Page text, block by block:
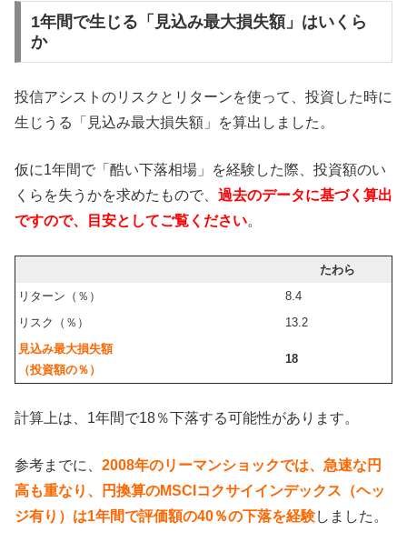
1年間で生じる「見込み最大損失額」はいくら
か
投信アシストのリスクとリターンを使って、投資した時に
生じうる「見込み最大損失額」を算出しました。
仮に1年間で「酷い下落相場」を経験した際、投資額のい
くらを失うかを求めたもので、 過去のデータに基づく算出
ですので、目安としてご覧ください。
たわら
リターン（％）
8.4
リスク（％）
13.2
見込み最大損失額
（投資額の％）
18
計算上は、1年間で18％下落する可能性があります。
参考までに、 2008年のリーマンショックでは、急速な円
高も重なり、円換算のMSCIコクサイインデックス（ヘッ
ジ有り）は1年間で評価額の40％の下落を経験しました。